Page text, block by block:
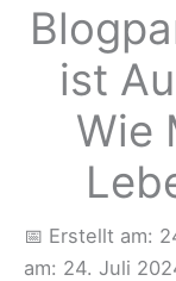
ist
Wie
📅 Erstellt am:
am: 24. Juli